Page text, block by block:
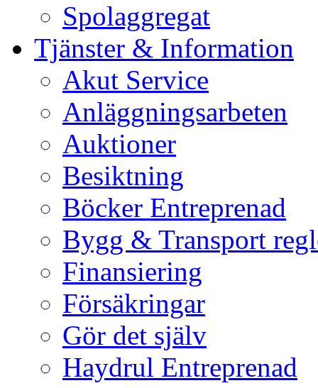
Spolaggregat
Tjänster & Information
Akut Service
Anläggningsarbeten
Auktioner
Besiktning
Böcker Entreprenad
Bygg & Transport
Finansiering
Försäkringar
Gör det själv
Haydrul Entreprenad